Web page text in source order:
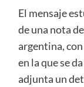
El mensaje
de una nota
argentina,
en la que se
adjunta un